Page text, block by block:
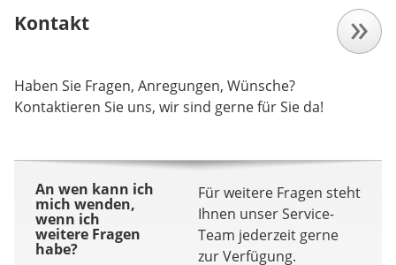
Kontakt
Haben Sie Fragen, Anregungen, Wünsche?
Kontaktieren Sie uns, wir sind gerne für Sie da!
An wen kann ich
mich wenden,
wenn ich
weitere Fragen
habe?
Für weitere Fragen steht
Ihnen unser Service-
Team jederzeit gerne
zur Verfügung.